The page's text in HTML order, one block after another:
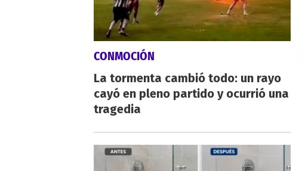
CONMOCIÓN
La tormenta cambió todo: un rayo
cayó en pleno partido y ocurrió una
tragedia